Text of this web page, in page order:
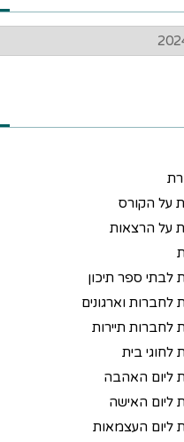
על הקורס
על הרצאות
לבתי ספר תיכון
לחברות וארגונים
לחברות תיירות
לחוגי בית
ליום האהבה
ליום האישה
ליום העצמאות